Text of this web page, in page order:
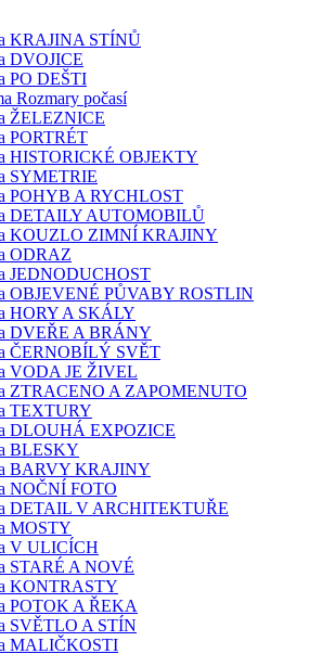
KRAJINA STÍNŮ
DVOJICE
PO DEŠTI
Rozmary počasí
ŽELEZNICE
PORTRÉT
HISTORICKÉ OBJEKTY
SYMETRIE
POHYB A RYCHLOST
DETAILY AUTOMOBILŮ
KOUZLO ZIMNÍ KRAJINY
ODRAZ
JEDNODUCHOST
OBJEVENÉ PŮVABY ROSTLIN
HORY A SKÁLY
DVEŘE A BRÁNY
ČERNOBÍLÝ SVĚT
VODA JE ŽIVEL
ZTRACENO A ZAPOMENUTO
TEXTURY
DLOUHÁ EXPOZICE
BLESKY
BARVY KRAJINY
NOČNÍ FOTO
DETAIL V ARCHITEKTUŘE
MOSTY
V ULICÍCH
STARÉ A NOVÉ
KONTRASTY
POTOK A ŘEKA
SVĚTLO A STÍN
MALIČKOSTI